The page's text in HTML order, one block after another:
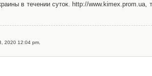
в течении суток. http://www.kimex.prom.ua,
2020 12:04 pm.